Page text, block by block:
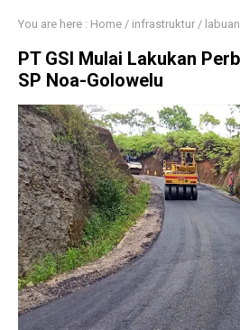
You are here : Home / infrastruktur /
PT GSI Mulai Lakukan
SP Noa-Golowelu